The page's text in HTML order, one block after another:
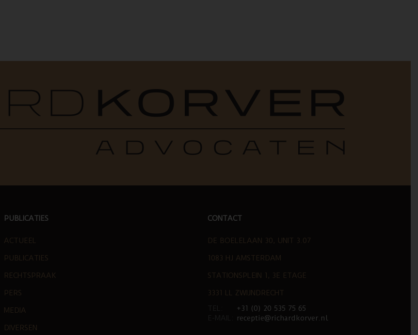
PUBLICATIES
ACTUEEL
PUBLICATIES
RECHTSPRAAK
PERS
MEDIA
DIVERSEN
CONTACT
DE BOELELAAN 30, UNIT 3.07
1083 HJ AMSTERDAM
STATIONSPLEIN 1, 3E ETAGE
3331 LL ZWIJNDRECHT
+31 (0) 20 535 75 65
receptie@richardkorver.nl